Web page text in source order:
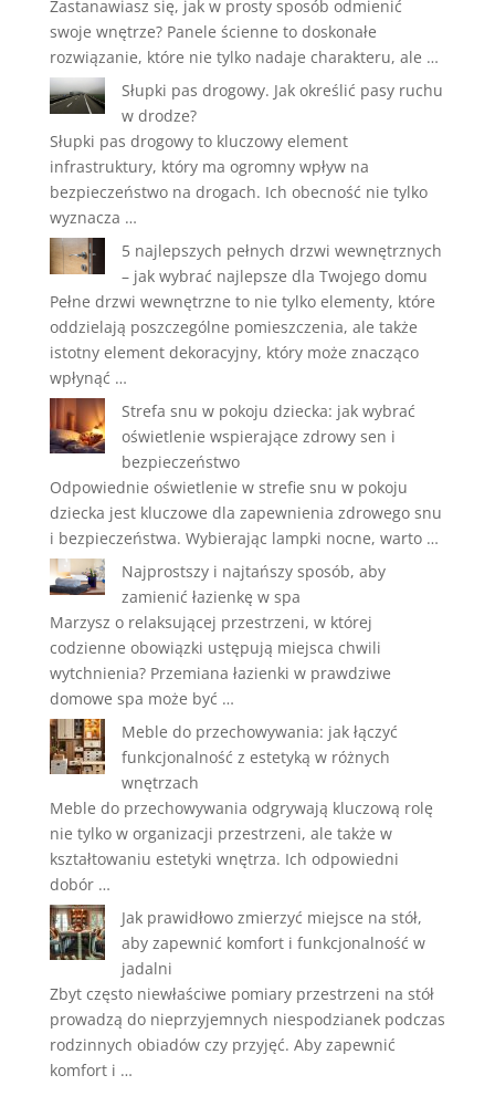
Zastanawiasz się, jak w prosty sposób odmienić
swoje wnętrze? Panele ścienne to doskonałe
rozwiązanie, które nie tylko nadaje charakteru, ale …
Słupki pas drogowy. Jak określić pasy ruchu
w drodze?
Słupki pas drogowy to kluczowy element
infrastruktury, który ma ogromny wpływ na
bezpieczeństwo na drogach. Ich obecność nie tylko
wyznacza …
5 najlepszych pełnych drzwi wewnętrznych
– jak wybrać najlepsze dla Twojego domu
Pełne drzwi wewnętrzne to nie tylko elementy, które
oddzielają poszczególne pomieszczenia, ale także
istotny element dekoracyjny, który może znacząco
wpłynąć …
Strefa snu w pokoju dziecka: jak wybrać
oświetlenie wspierające zdrowy sen i
bezpieczeństwo
Odpowiednie oświetlenie w strefie snu w pokoju
dziecka jest kluczowe dla zapewnienia zdrowego snu
i bezpieczeństwa. Wybierając lampki nocne, warto …
Najprostszy i najtańszy sposób, aby
zamienić łazienkę w spa
Marzysz o relaksującej przestrzeni, w której
codzienne obowiązki ustępują miejsca chwili
wytchnienia? Przemiana łazienki w prawdziwe
domowe spa może być …
Meble do przechowywania: jak łączyć
funkcjonalność z estetyką w różnych
wnętrzach
Meble do przechowywania odgrywają kluczową rolę
nie tylko w organizacji przestrzeni, ale także w
kształtowaniu estetyki wnętrza. Ich odpowiedni
dobór …
Jak prawidłowo zmierzyć miejsce na stół,
aby zapewnić komfort i funkcjonalność w
jadalni
Zbyt często niewłaściwe pomiary przestrzeni na stół
prowadzą do nieprzyjemnych niespodzianek podczas
rodzinnych obiadów czy przyjęć. Aby zapewnić
komfort i …